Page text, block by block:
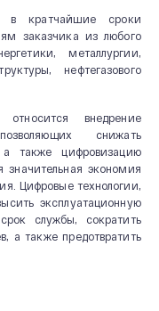
в кратчайшие сроки
заказчика из любого
металлургии,
нефтегазового
внедрение
снижать
а также цифровизацию
значительная экономия
Цифровые технологии,
эксплуатационную
службы, сократить
а также предотвратить